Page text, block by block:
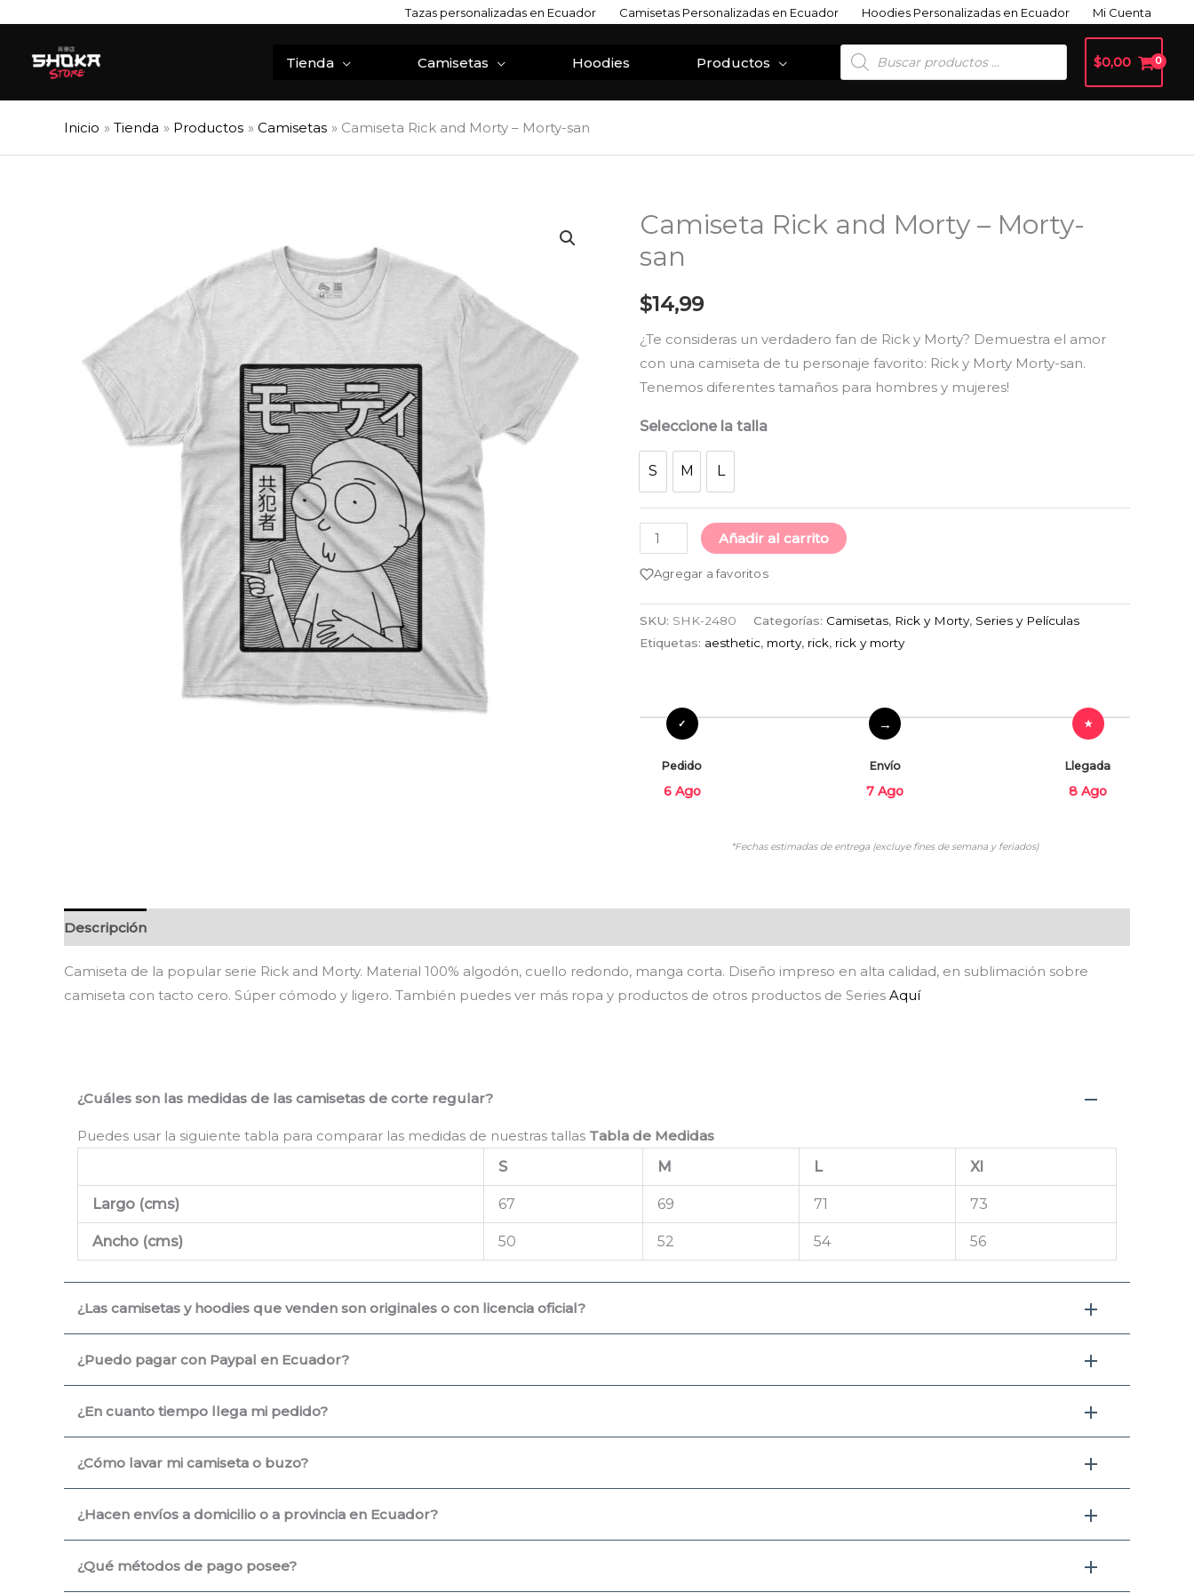
contenido
Tazas personalizadas en Ecuador Camisetas Personalizadas en Ecuador Hoodies Personalizadas en Ecuador Mi Cuenta
Tienda Camisetas Hoodies Productos
Búsqueda
De
Productos
$0,00
Inicio Tienda Productos Camisetas Camiseta Rick and Morty – Morty-san
Camiseta Rick and Morty – Morty-
san
$14,99
¿Te consideras un verdadero fan de Rick y Morty? Demuestra el amor
con una camiseta de tu personaje favorito: Rick y Morty Morty-san.
Tenemos diferentes tamaños para hombres y mujeres!
Seleccione la talla
S M L
Camiseta
and
Morty
-
Morty-
san
cantidad
Añadir al carrito
Agregar a favoritos
SKU: SHK-2480 Categorías: Camisetas, Rick y Morty, Series y Películas
Etiquetas: aesthetic, morty, rick, rick y morty
Pedido
6 Ago
Envío
7 Ago
Llegada
8 Ago
*Fechas estimadas de entrega (excluye fines de semana y feriados)
Descripción
Camiseta de la popular serie Rick and Morty. Material 100% algodón, cuello redondo, manga corta. Diseño impreso en alta calidad, en sublimación sobre
camiseta con tacto cero. Súper cómodo y ligero. También puedes ver más ropa y productos de otros productos de Series Aquí
¿Cuáles son las medidas de las camisetas de corte regular?
Puedes usar la siguiente tabla para comparar las medidas de nuestras tallas Tabla de Medidas
S
M L Xl
Largo (cms) 67 69 71 73
Ancho (cms) 50 52 54 56
¿Las camisetas y hoodies que venden son originales o con licencia oficial?
¿Puedo pagar con Paypal en Ecuador?
¿En cuanto tiempo llega mi pedido?
¿Cómo lavar mi camiseta o buzo?
¿Hacen envíos a domicilio o a provincia en Ecuador?
¿Qué métodos de pago posee?